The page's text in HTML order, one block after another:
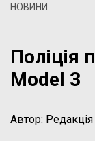
НОВИНИ
Поліція
Model 3
Автор: Редакція